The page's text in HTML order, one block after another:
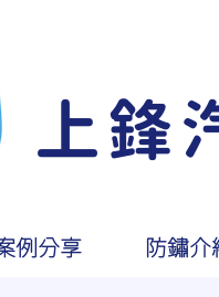
上鋒
例分享 防鏽介